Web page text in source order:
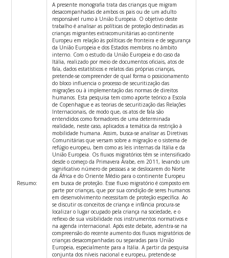
Resumo:
A presente monografia trata das crianças que migram
desacompanhadas de ambos os pais ou de um adulto
responsável rumo à União Europeia. O objetivo deste
trabalho é analisar as políticas de proteção destinadas as
crianças migrantes extracomunitárias ao continente
Europeu em relação às políticas de fronteira e de segurança
da União Europeia e dos Estados membros no âmbito
interno. Com o estudo da União Europeia e do caso da
Itália, realizado por meio de documentos oficiais, atos de
fala, dados estatísticos e relatos das próprias crianças,
pretende-se compreender de qual forma o posicionamento
do bloco influencia o processo de securitização das
migrações ou à implementação das normas de direitos
humanos. Esta pesquisa tem como aporte teórico a Escola
de Copenhague e as teorias de securitização das Relações
Internacionais, de modo que, os atos de fala são
entendidos como formadores de uma determinada
realidade, neste caso, aplicados a temática da restrição à
mobilidade humana. Assim, busca-se analisar as Diretivas
Comunitárias que versam sobre a migração e o sistema de
refúgio europeu, bem como as leis internas da Itália e da
União Europeia. Os fluxos migratórios têm se intensificado
desde o começo da Primavera Árabe, em 2011, levando um
significativo número de pessoas a se deslocarem do Norte
da África e do Oriente Médio para o continente Europeu
em busca de proteção. Esse fluxo migratório é composto em
parte por crianças, que por sua condição de seres humanos
em desenvolvimento necessitam de proteção específica. Ao
se discutir os conceitos de criança e infância procura-se
localizar o lugar ocupado pela criança na sociedade, e o
reflexo de sua visibilidade nos instrumentos normativos e
na agenda internacional. Após este debate, adentra-se na
compreensão do recente aumento dos fluxos migratórios de
crianças desacompanhadas ou separadas para União
Europeia, especialmente para a Itália. A partir da pesquisa
conjunta dos níveis nacional e europeu, pretende-se